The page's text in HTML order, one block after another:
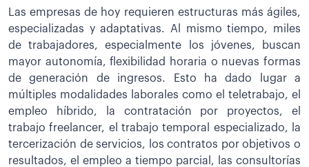
Las empresas de hoy requieren estructuras más ágiles,
especializadas y adaptativas. Al mismo tiempo, miles
de trabajadores, especialmente los jóvenes, buscan
mayor autonomía, flexibilidad horaria o nuevas formas
de generación de ingresos. Esto ha dado lugar a
múltiples modalidades laborales como el teletrabajo, el
empleo híbrido, la contratación por proyectos, el
trabajo freelancer, el trabajo temporal especializado, la
tercerización de servicios, los contratos por objetivos o
resultados, el empleo a tiempo parcial, las consultorías